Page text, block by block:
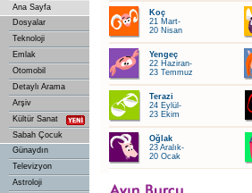
Ana Sayfa
Dosyalar
Teknoloji
Emlak
Otomobil
Detaylı Arama
Arşiv
Kültür Sanat
Sabah Çocuk
Günaydın
Televizyon
Astroloji
Koç
21 Mart-
20 Nisan
Yengeç
22 Haziran-
23 Temmuz
Terazi
24 Eylül-
23 Ekim
Oğlak
23 Aralık-
20 Ocak